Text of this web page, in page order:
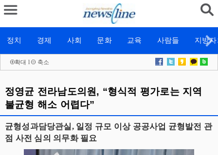
정치 경제 사회 문화 교육 사람들 지방
확대 l 축소
정영균 전라남도의원, “형식적 평가로는 지역
불균형 해소 어렵다”
균형성과담당관실, 일정 규모 이상 공공사업 균형발전 관
점 사전 심의 의무화 필요